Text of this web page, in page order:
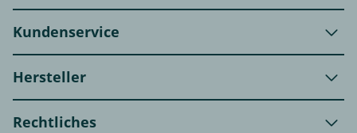
Kundenservice
Hersteller
Rechtliches